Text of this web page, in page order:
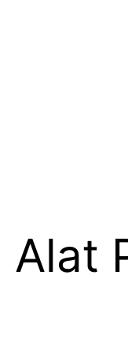
Alat